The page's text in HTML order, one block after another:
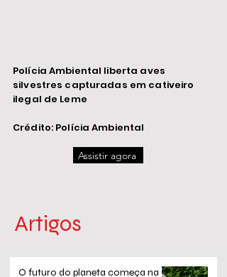
Polícia Ambiental liberta aves
silvestres capturadas em cativeiro
ilegal de Leme
Crédito: Polícia Ambiental
Assistir agora
Artigos
O futuro do planeta começa na